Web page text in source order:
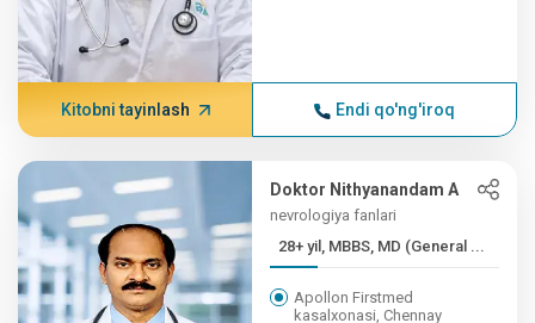
Kitobni tayinlash Endi qo'ng'iroq
Doktor Nithyanandam A
nevrologiya fanlari
28+ yil, MBBS, MD (General ...
Apollon Firstmed
kasalxonasi, Chennay